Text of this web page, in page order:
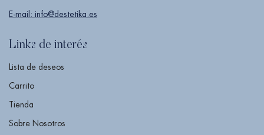
E-mail: info@destetika.es
Links de interés
Lista de deseos
Carrito
Tienda
Sobre Nosotros